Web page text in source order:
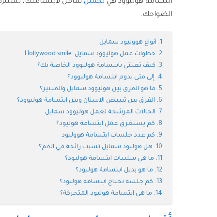
ابتسامة هوليوود هي تجميل شامل لابتسامتك، تستلزم
الضواحك.
أنواع هووليود سمايل
خطوات عمل هوليوود سمايل Hollywood smile
كيف تعتني بابتسامة هوليوود الخاصة بك؟
إلى متى تدوم ابتسامة هوليوود؟
ما هو الفرق بين هوليوود سمايل والفينير؟
الفرق بين تبييض الاسنان وبين ابتسامة هوليوود؟
الحالات المرشحة لعمل هوليوود سمايل
كم يستغرق عمل ابتسامة هوليود؟
كم عدد جلسات ابتسامة هووليود
هل هوليود سمايل تسبب رائحة في الفم؟
ما هي سلبيات ابتسامة هوليود؟
ما هو بديل ابتسامة هوليود؟
كم جلسة تحتاج ابتسامة هوليود؟
ما هي ابتسامة هوليود المتحركة؟